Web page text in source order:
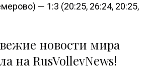
— 1:3 (20:25, 26:24, 20:25,
новости мира
на RusVolleyNews!